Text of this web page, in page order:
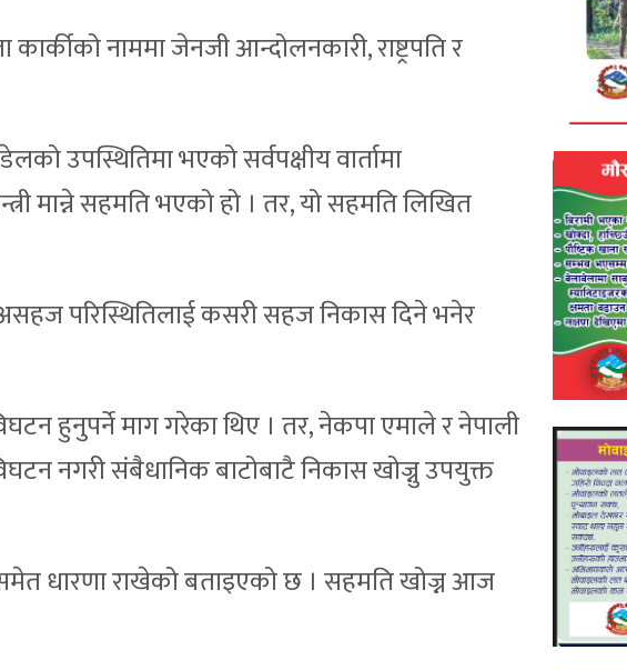
कार्कीको नाममा जेनजी आन्दोलनकारी, राष्ट्रपति र
उपस्थितिमा भएको सर्वपक्षीय वार्तामा
मान्ने सहमति भएको हो । तर, यो सहमति लिखित
असहज परिस्थितिलाई कसरी सहज निकास दिने भनेर
हुनुपर्ने माग गरेका थिए । तर, नेकपा एमाले र नेपाली
नगरी संबैधानिक बाटोबाटै निकास खोज्नु उपयुक्त
समेत धारणा राखेको बताइएको छ । सहमति खोज्न आज